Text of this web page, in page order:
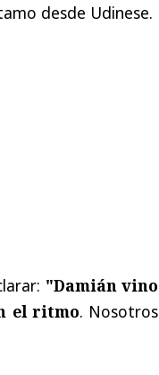
desde Udinese.
"Damián vino
el ritmo. Nosotros